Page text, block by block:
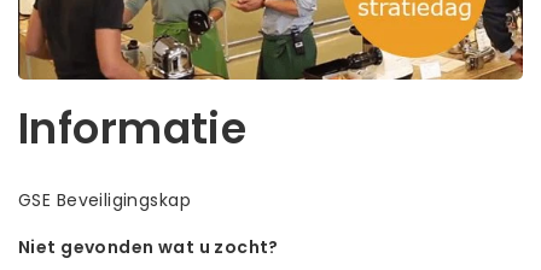
Informatie
GSE Beveiligingskap
Niet gevonden wat u zocht?